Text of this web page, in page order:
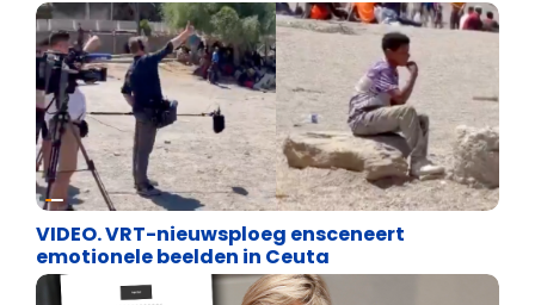
Cultuuroorlog
VIDEO. VRT-nieuwsploeg ensceneert
emotionele beelden in Ceuta